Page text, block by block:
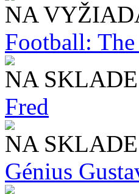
NA
Football:
NA SKLADE
Fred
NA SKLADE
Génius